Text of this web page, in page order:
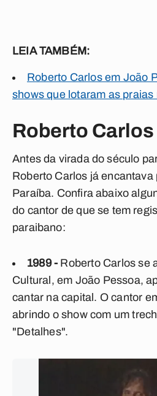
LEIA TAMBÉM:
Roberto Carlos em João
shows que lotaram as
Roberto
Antes da virada do século
Roberto Carlos já encantava
Paraíba. Confira abaixo
do cantor de que se tem
paraibano:
1989 - Roberto Carlos se
Cultural, em João Pessoa,
cantar na capital. O cantor
abrindo o show com um
"Detalhes".